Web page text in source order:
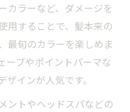
カラーなど、ダメージを
用することで、髪本来の
最旬のカラーを楽しめま
ーブやポイントパーマな
インが人気です。
ントやヘッドスパなどの